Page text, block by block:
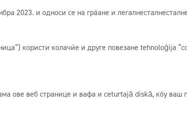
2023. и односи се на грађане и
користи колачиће и друге повезане tehnoloģija
ове веб странице и вафа и ceturtajā diskā, коју